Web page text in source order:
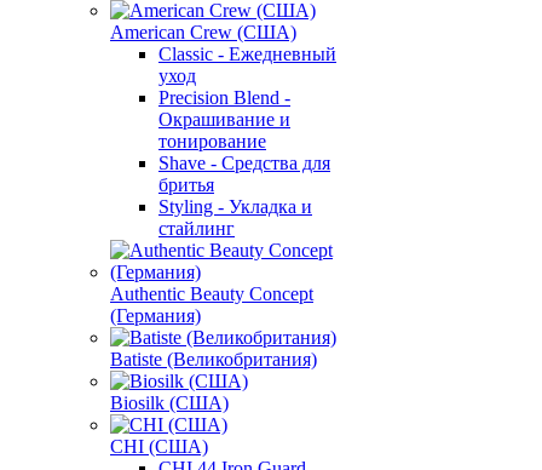
American Crew (США)
Classic - Ежедневный
уход
Precision Blend -
Окрашивание и
тонирование
Shave - Средства для
бритья
Styling - Укладка и
стайлинг
Authentic Beauty Concept
(Германия)
Batiste (Великобритания)
Biosilk (США)
CHI (США)